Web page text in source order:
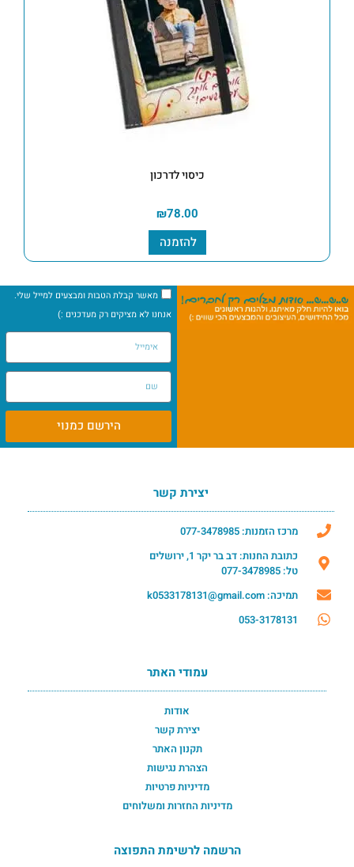
כיסוי לדרכון
₪78.00
להזמנה
מאשר קבלת הטבות ומבצעים למייל שלי.
אנחנו לא מציקים רק מעדכנים :)
הירשם כמנוי
יצירת קשר
מרכז הזמנות: 077-3478985
כתובת החנות: דב בר יקר 1, ירושלים
טל: 077-3478985
תמיכה: k0533178131@gmail.com
053-3178131
עמודי האתר
אודות
יצירת קשר
תקנון האתר
הצהרת נגישות
מדיניות פרטיות
מדיניות החזרות ומשלוחים
הרשמה לרשימת התפוצה